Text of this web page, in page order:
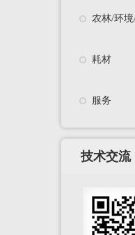
农林/环
耗材
服务
技术交流